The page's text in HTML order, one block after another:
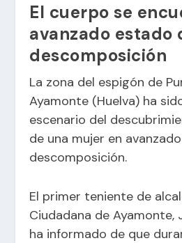
El cuerpo se
avanzado estado
descomposición
La zona del espigón de
Ayamonte (Huelva) ha
escenario del
de una mujer en
descomposición.
El primer teniente de
Ciudadana de Ayamonte,
ha informado de que